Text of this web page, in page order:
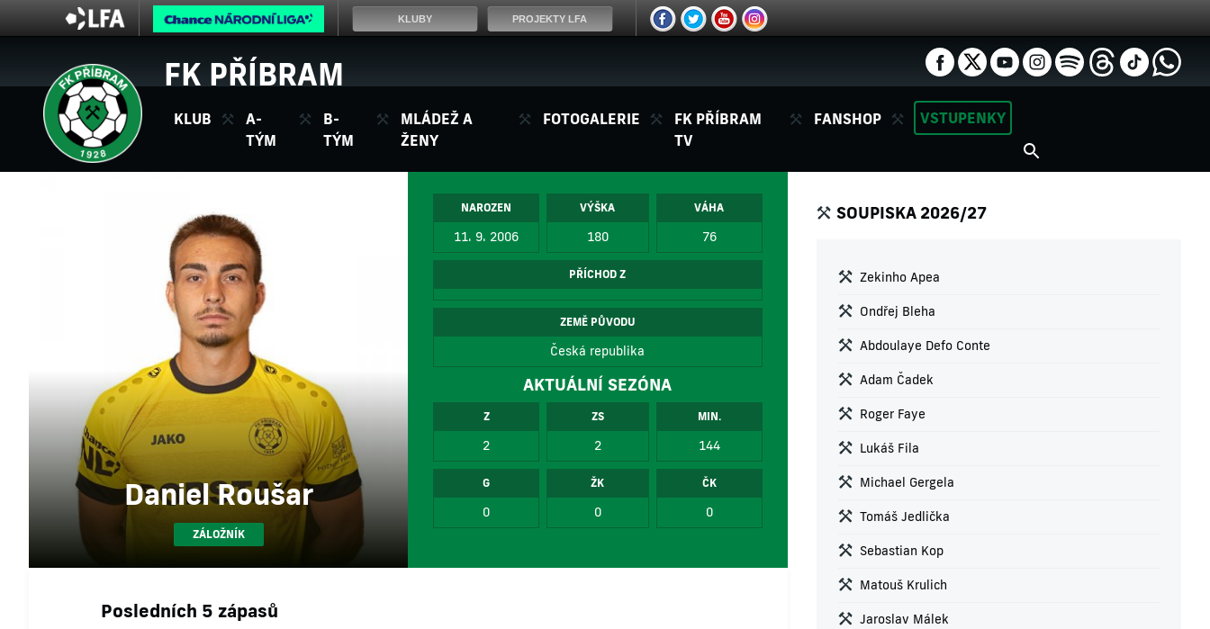
FK PŘÍBRAM
KLUB
A-
TÝM
B-
TÝM
MLÁDEŽ A
ŽENY
FOTOGALERIE
FK PŘÍBRAM
TV
FANSHOP VSTUPENKY
Daniel Roušar
ZÁLOŽNÍK
NAROZEN
11. 9. 2006
VÝŠKA
180
VÁHA
76
PŘÍCHOD Z
ZEMĚ PŮVODU
Česká republika
AKTUÁLNÍ SEZÓNA
Z
2
ZS
2
MIN.
144
G
0
ŽK
0
ČK
0
Posledních 5 zápasů
SOUPISKA 2026/27
Zekinho Apea
Ondřej Bleha
Abdoulaye Defo Conte
Adam Čadek
Roger Faye
Lukáš Fila
Michael Gergela
Tomáš Jedlička
Sebastian Kop
Matouš Krulich
Jaroslav Málek
KLUBY PROJEKTY LFA